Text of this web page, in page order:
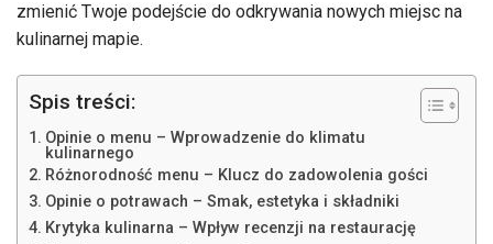
zmienić Twoje podejście do odkrywania nowych miejsc na
kulinarnej mapie.
Spis treści:
Opinie o menu – Wprowadzenie do klimatu
kulinarnego
Różnorodność menu – Klucz do zadowolenia gości
Opinie o potrawach – Smak, estetyka i składniki
Krytyka kulinarna – Wpływ recenzji na restaurację